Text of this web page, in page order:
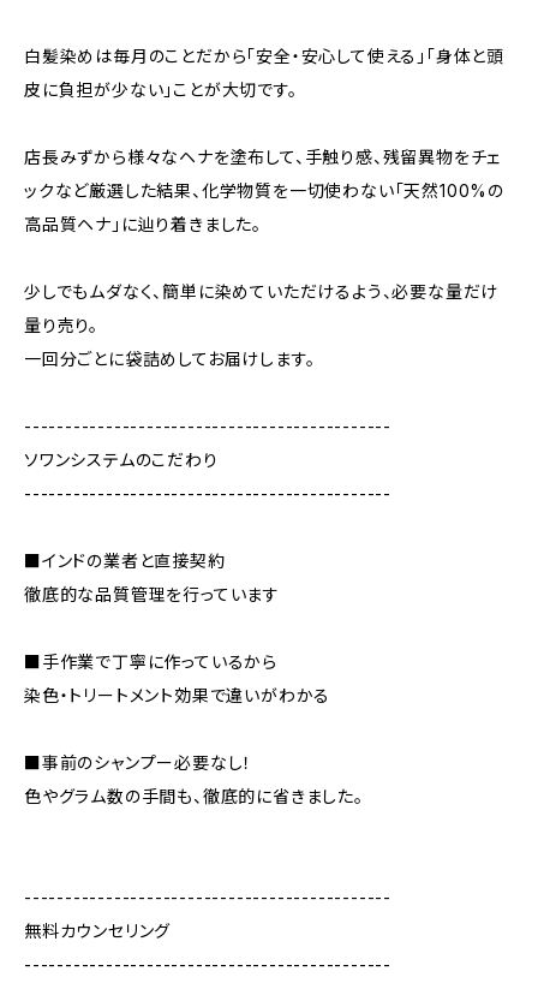
白髪染めは毎月のことだから「安全・安心して使える」「身体と頭
皮に負担が少ない」ことが大切です。
店長みずから様々なヘナを塗布して、手触り感、残留異物をチェ
ックなど厳選した結果、化学物質を一切使わない「天然100%の
高品質ヘナ」に辿り着きました。
少しでもムダなく、簡単に染めていただけるよう、必要な量だけ
量り売り。
一回分ごとに袋詰めしてお届けします。
---------------------------------------------
ソワンシステムのこだわり
---------------------------------------------
■インドの業者と直接契約
徹底的な品質管理を行っています
■手作業で丁寧に作っているから
染色・トリートメント効果で違いがわかる
■事前のシャンプー必要なし！
色やグラム数の手間も、徹底的に省きました。
---------------------------------------------
無料カウンセリング
---------------------------------------------